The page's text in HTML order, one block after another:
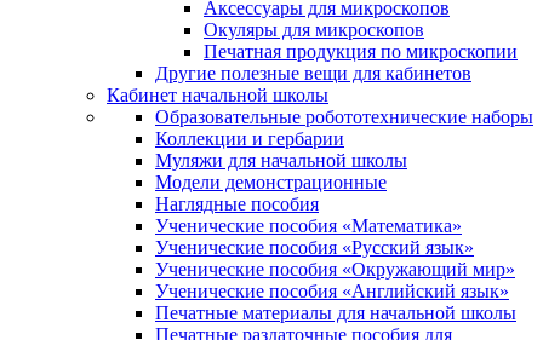
Аксессуары для микроскопов
Окуляры для микроскопов
Печатная продукция по микроскопии
Другие полезные вещи для кабинетов
Кабинет начальной школы
Образовательные робототехнические наборы
Коллекции и гербарии
Муляжи для начальной школы
Модели демонстрационные
Наглядные пособия
Ученические пособия «Математика»
Ученические пособия «Русский язык»
Ученические пособия «Окружающий мир»
Ученические пособия «Английский язык»
Печатные материалы для начальной школы
Печатные раздаточные пособия для